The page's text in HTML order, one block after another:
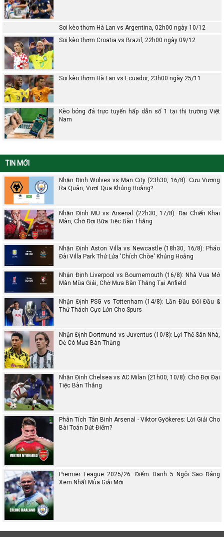
Soi kèo thơm Hà Lan vs Argentina, 02h00 ngày 10/12
Soi kèo thơm Croatia vs Brazil, 22h00 ngày 09/12
Soi kèo thơm Hà Lan vs Ecuador, 23h00 ngày 25/11
Kèo bóng đá trực tuyến hấp dẫn số 1 tại thị trường Việt
Nam
TIN MỚI
Nhận Định Wolves vs Man City (23h30, 16/8): Cựu Vương
Ra Quân, Vượt Qua Khủng Hoảng?
Nhận Định MU vs Arsenal (22h30, 17/8): Đại Chiến Khai
Màn, Chờ Đợi Bữa Tiệc Bàn Thắng
Nhận Định Aston Villa vs Newcastle (18h30, 16/8): Pháo
Đài Villa Park Thử Lửa 'Chích Chòe' Khủng Hoảng
Nhận Định Liverpool vs Bournemouth (16/8): Nhà Vua Mở
Màn Mùa Giải, Chờ Mưa Bàn Thắng Tại Anfield
Nhận Định PSG vs Tottenham (14/8): Lần Đầu Đối Đầu &
Thử Thách Cực Lớn Cho Spurs
Nhận Định Dortmund vs Juventus (10/8): Lợi Thế Sân Nhà,
Dễ Có Mưa Bàn Thắng
Nhận Định Chelsea vs AC Milan (21h00, 10/8): Chờ Đợi Đại
Tiệc Bàn Thắng
Phân Tích Tân Binh Arsenal - Viktor Gyökeres: Lời Giải Cho
Bài Toán Dứt Điểm?
Premier League 2025/26: Điểm Danh 5 Ngôi Sao Đáng
Xem Nhất Mùa Giải Mới